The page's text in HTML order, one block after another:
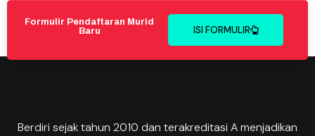
Formulir Pendaftaran Murid
Baru
ISI FORMULIR
Berdiri sejak tahun 2010 dan terakreditasi A menjadikan